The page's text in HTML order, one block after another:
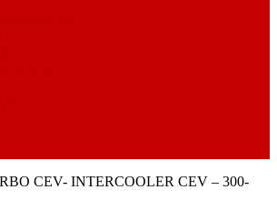
CEV- INTERCOOLER CEV – 300-